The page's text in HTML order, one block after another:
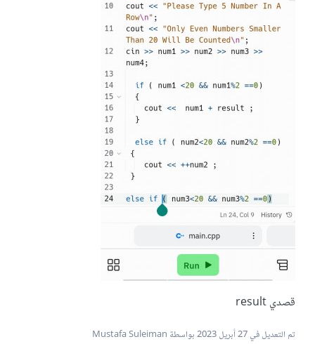
قصدي result
تم التعديل في27 أبريل 2023
بواسطة Mustafa Suleiman